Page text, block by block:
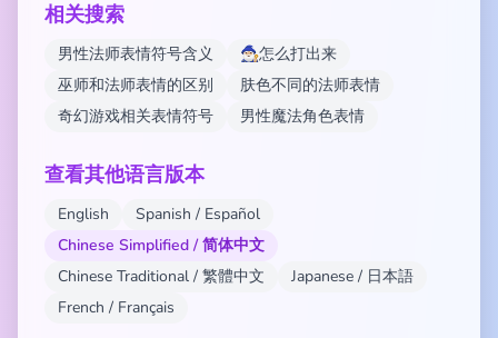
相关搜索
男性法师表情符号含义
🧙🏼‍♂️怎么打出来
巫师和法师表情的区别
肤色不同的法师表情
奇幻游戏相关表情符号
男性魔法角色表情
查看其他语言版本
English
Spanish / Español
Chinese Simplified / 简体中文
Chinese Traditional / 繁體中文
Japanese / 日本語
French / Français